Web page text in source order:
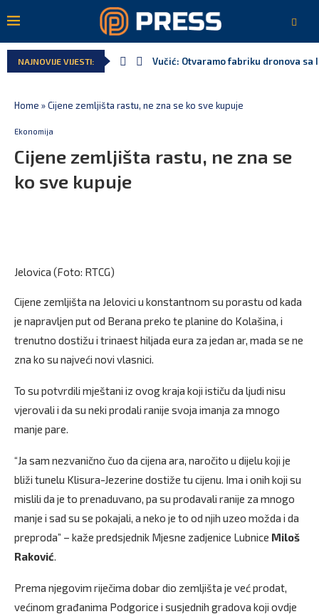
NAJNOVIJE VIJESTI: Vučić: Otvaramo fabriku dronova sa
Home »Cijene zemljišta rastu, ne zna se ko sve kupuje
Ekonomija
Cijene zemljišta rastu, ne zna se
ko sve kupuje
Jelovica (Foto: RTCG)
Cijene zemljišta na Jelovici u konstantnom su porastu od kada
je napravljen put od Berana preko te planine do Kolašina, i
trenutno dostižu i trinaest hiljada eura za jedan ar, mada se ne
zna ko su najveći novi vlasnici.
To su potvrdili mještani iz ovog kraja koji ističu da ljudi nisu
vjerovali i da su neki prodali ranije svoja imanja za mnogo
manje pare.
“Ja sam nezvanično čuo da cijena ara, naročito u dijelu koji je
bliži tunelu Klisura-Jezerine dostiže tu cijenu. Ima i onih koji su
mislili da je to prenaduvano, pa su prodavali ranije za mnogo
manje i sad su se pokajali, a neko je to od njih uzeo možda i da
preproda” – kaže predsjednik Mjesne zadjenice Lubnice Miloš
Raković.
Prema njegovim riječima dobar dio zemljišta je već prodat,
većinom građanima Podgorice i susjednih gradova koji ovdje